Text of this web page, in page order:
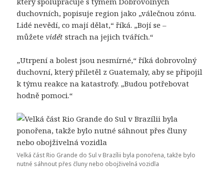
duchovních, popisuje region jako „válečnou zónu.
Lidé nevědí, co mají dělat,“ říká. „Bojí se –
můžetevidět strach na jejich tvářích.“
„Utrpení a bolest jsou nesmírné,“ říká dobrovolný
duchovní, který přiletěl z Guatemaly, aby se připojil
k týmu reakce na katastrofy. „Budou potřebovat
hodně pomoci.“
Velká část Rio Grande do Sul v Brazílii byla ponořena, takže bylo
nutné sáhnout přes čluny nebo obojživelná vozidla